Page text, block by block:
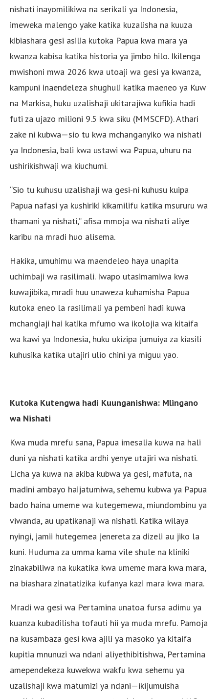
nishati inayomilikiwa na serikali ya Indonesia,
imeweka malengo yake katika kuzalisha na kuuza
kibiashara gesi asilia kutoka Papua kwa mara ya
kwanza kabisa katika historia ya jimbo hilo. Ikilenga
mwishoni mwa 2026 kwa utoaji wa gesi ya kwanza,
kampuni inaendeleza shughuli katika maeneo ya Kuw
na Markisa, huku uzalishaji ukitarajiwa kufikia hadi
futi za ujazo milioni 9.5 kwa siku (MMSCFD). Athari
zake ni kubwa—sio tu kwa mchanganyiko wa nishati
ya Indonesia, bali kwa ustawi wa Papua, uhuru na
ushirikishwaji wa kiuchumi.
“Sio tu kuhusu uzalishaji wa gesi-ni kuhusu kuipa
Papua nafasi ya kushiriki kikamilifu katika msururu wa
thamani ya nishati,” afisa mmoja wa nishati aliye
karibu na mradi huo alisema.
Hakika, umuhimu wa maendeleo haya unapita
uchimbaji wa rasilimali. Iwapo utasimamiwa kwa
kuwajibika, mradi huu unaweza kuhamisha Papua
kutoka eneo la rasilimali ya pembeni hadi kuwa
mchangiaji hai katika mfumo wa ikolojia wa kitaifa
wa kawi ya Indonesia, huku ukizipa jumuiya za kiasili
kuhusika katika utajiri ulio chini ya miguu yao.
Kutoka Kutengwa hadi Kuunganishwa: Mlingano
wa Nishati
Kwa muda mrefu sana, Papua imesalia kuwa na hali
duni ya nishati katika ardhi yenye utajiri wa nishati.
Licha ya kuwa na akiba kubwa ya gesi, mafuta, na
madini ambayo haijatumiwa, sehemu kubwa ya Papua
bado haina umeme wa kutegemewa, miundombinu ya
viwanda, au upatikanaji wa nishati. Katika wilaya
nyingi, jamii hutegemea jenereta za dizeli au jiko la
kuni. Huduma za umma kama vile shule na kliniki
zinakabiliwa na kukatika kwa umeme mara kwa mara,
na biashara zinatatizika kufanya kazi mara kwa mara.
Mradi wa gesi wa Pertamina unatoa fursa adimu ya
kuanza kubadilisha tofauti hii ya muda mrefu. Pamoja
na kusambaza gesi kwa ajili ya masoko ya kitaifa
kupitia mnunuzi wa ndani aliyethibitishwa, Pertamina
amependekeza kuwekwa wakfu kwa sehemu ya
uzalishaji kwa matumizi ya ndani—ikijumuisha